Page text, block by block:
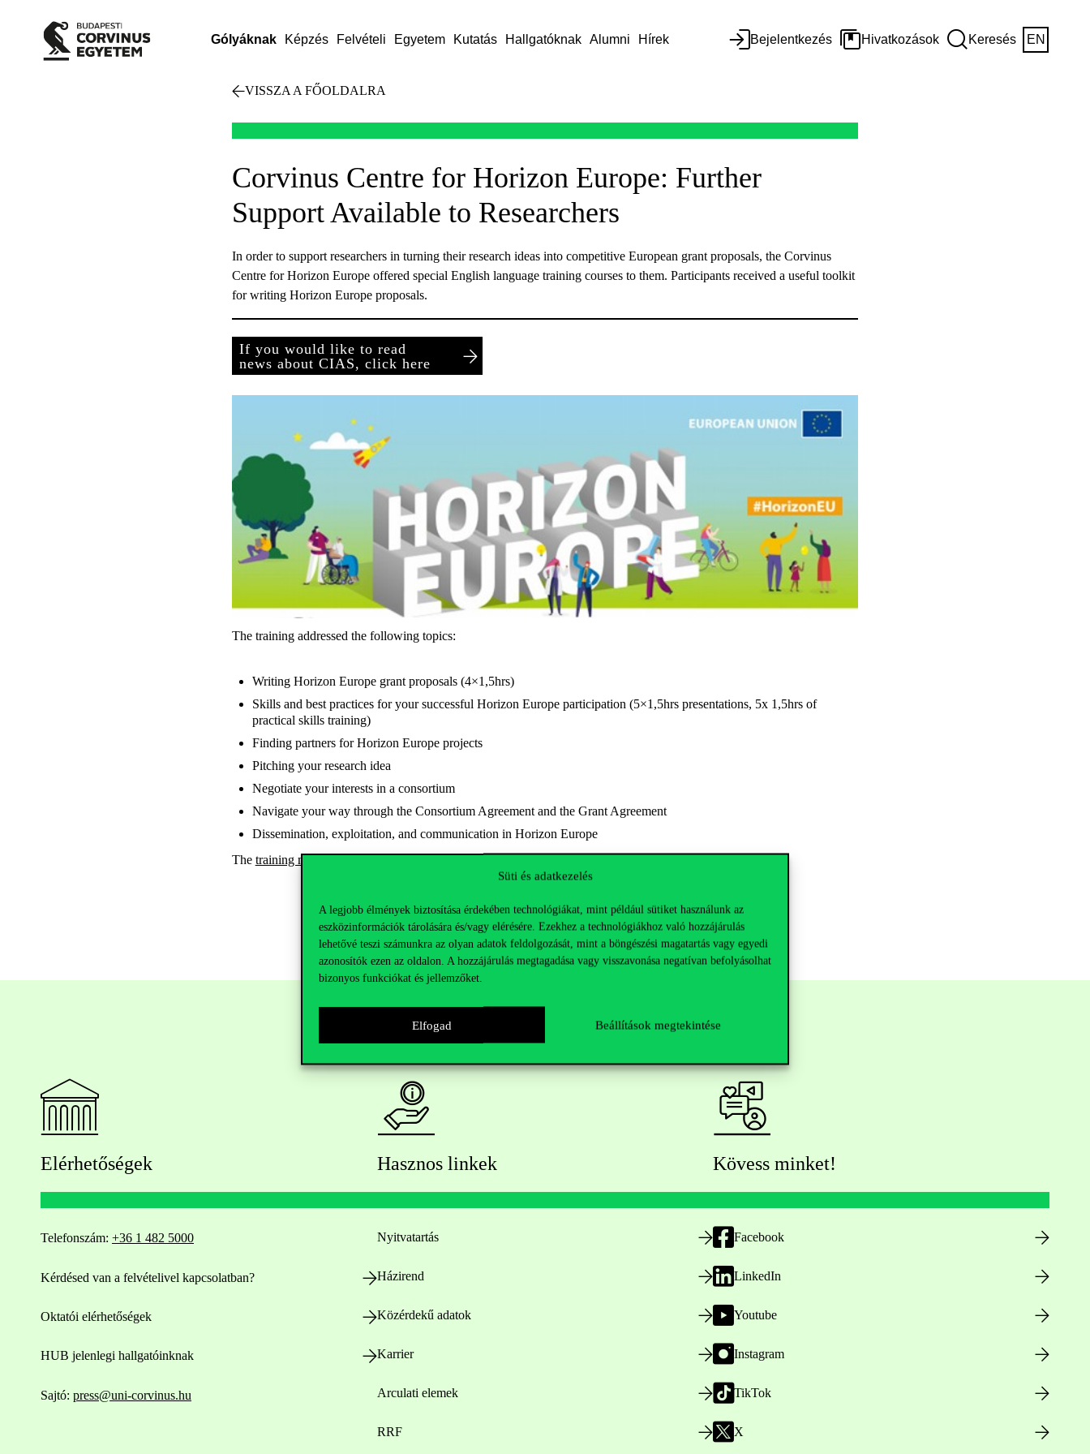
Süti és adatkezelés
A legjobb élmények biztosítása érdekében technológiákat, mint például sütiket használunk az
eszközinformációk tárolására és/vagy elérésére. Ezekhez a technológiákhoz való hozzájárulás
lehetővé teszi számunkra az olyan adatok feldolgozását, mint a böngészési magatartás vagy egyedi
azonosítók ezen az oldalon. A hozzájárulás megtagadása vagy visszavonása negatívan befolyásolhat
bizonyos funkciókat és jellemzőket.
Elfogad Beállítások megtekintése
Gólyáknak Képzés Felvételi Egyetem Kutatás Hallgatóknak Alumni Hírek Bejelentkezés Hivatkozások Keresés EN
VISSZA A FŐOLDALRA
Corvinus Centre for Horizon Europe: Further
Support Available to Researchers
In order to support researchers in turning their research ideas into competitive European grant proposals, the Corvinus
Centre for Horizon Europe offered special English language training courses to them. Participants received a useful toolkit
for writing Horizon Europe proposals.
If you would like to read
news about CIAS, click here
The training addressed the following topics:
Writing Horizon Europe grant proposals (4×1,5hrs)
Skills and best practices for your successful Horizon Europe participation (5×1,5hrs presentations, 5x 1,5hrs of
practical skills training)
Finding partners for Horizon Europe projects
Pitching your research idea
Negotiate your interests in a consortium
Navigate your way through the Consortium Agreement and the Grant Agreement
Dissemination, exploitation, and communication in Horizon Europe
The training materialsare now available onour website.
Elérhetőségek
Telefonszám: +36 1 482 5000
Kérdésed van a felvételivel kapcsolatban?
Oktatói elérhetőségek
HUB jelenlegi hallgatóinknak
Sajtó: press@uni-corvinus.hu
Hasznos linkek
Nyitvatartás
Házirend
Közérdekű adatok
Karrier
Arculati elemek
RRF
Kövess minket!
Facebook
LinkedIn
Youtube
Instagram
TikTok
X